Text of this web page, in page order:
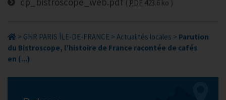
PDF 423.6 ko
> GHR PARIS ÎLE-DE-FRANCE > Actualités locales > Parution
du Bistroscope, l’histoire de France racontée de cafés
en (...)